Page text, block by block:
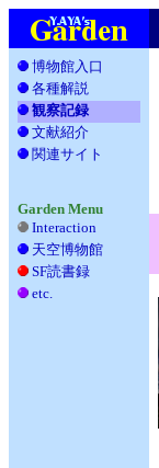
博物館入口
各種解説
観察記録
文献紹介
関連サイト
Garden Menu
Interaction
天空博物館
SF読書録
etc.